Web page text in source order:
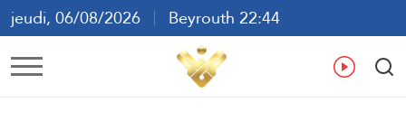
jeudi, 06/08/2026
Beyrouth 22:44
ع